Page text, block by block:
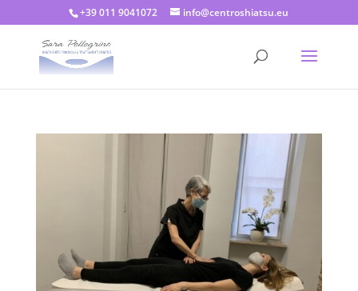
+39 011 9041072 info@centroshiatsu.eu